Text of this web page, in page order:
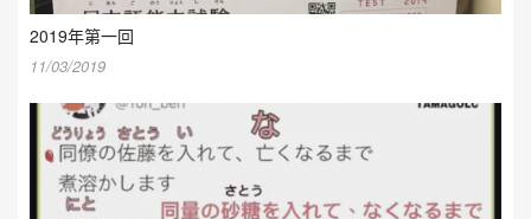
2019年第一回
11/03/2019